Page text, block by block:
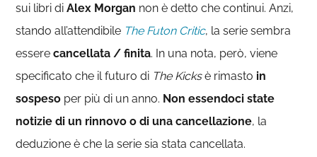
sui libri diAlex Morgan non è detto che continui. Anzi,
stando all’attendibile The Futon Critic, la serie sembra
esserecancellata / finita. In una nota, però, viene
specificato che il futuro di The Kicksè rimasto in
sospeso per più di un anno. Non essendoci state
notizie di un rinnovo o di una cancellazione, la
deduzione è che la serie sia stata cancellata.